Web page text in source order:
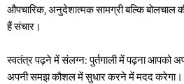
औपचारिक, अनुदेशात्मक सामग्री बल्कि बोलचाल
हैं संचार।
स्वतंत्र पढ़ने में संलग्न: पुर्तगाली में पढ़ना आपको
अपनी समझ कौशल में सुधार करने में मदद करेगा।